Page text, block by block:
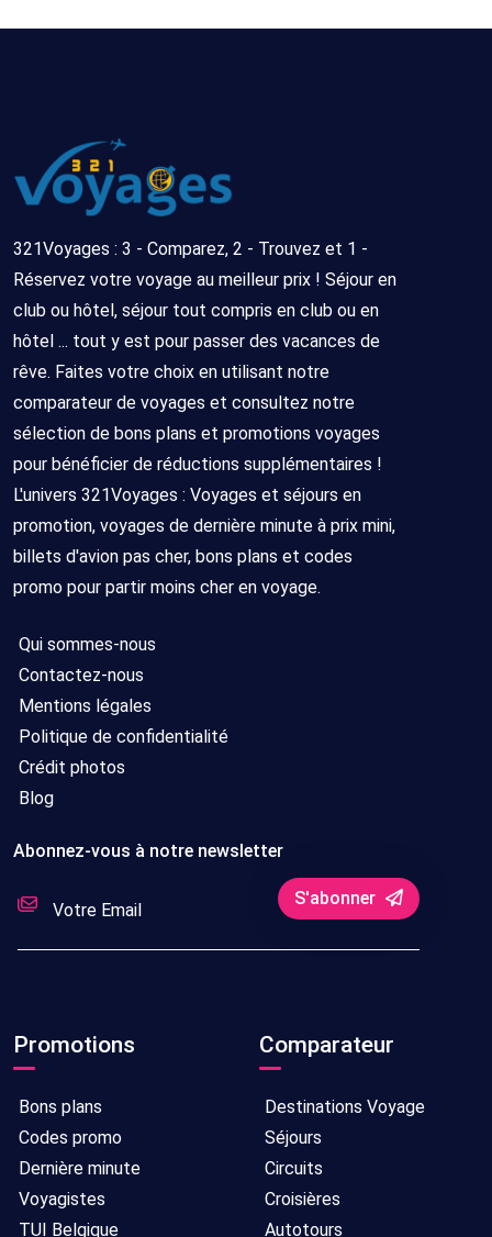
321Voyages : 3 - Comparez, 2 - Trouvez et 1 -
Réservez votre voyage au meilleur prix ! Séjour en
club ou hôtel, séjour tout compris en club ou en
hôtel ... tout y est pour passer des vacances de
rêve. Faites votre choix en utilisant notre
comparateur de voyages et consultez notre
sélection de bons plans et promotions voyages
pour bénéficier de réductions supplémentaires !
L'univers 321Voyages : Voyages et séjours en
promotion, voyages de dernière minute à prix mini,
billets d'avion pas cher, bons plans et codes
promo pour partir moins cher en voyage.
Qui sommes-nous
Contactez-nous
Mentions légales
Politique de confidentialité
Crédit photos
Blog
Abonnez-vous à notre newsletter
S'abonner
Promotions
Bons plans
Codes promo
Dernière minute
Voyagistes
TUI Belgique
Comparateur
Destinations Voyage
Séjours
Circuits
Croisières
Autotours